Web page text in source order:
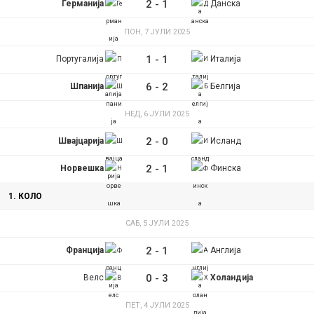
Германија 2 - 1 Данска
ПОН, 7 ЈУЛИ 2025
Португалија 1 - 1 Италија
Шпанија 6 - 2 Белгија
НЕД, 6 ЈУЛИ 2025
Швајцарија 2 - 0 Исланд
Норвешка 2 - 1 Финска
1. КОЛО
САБ, 5 ЈУЛИ 2025
Франција 2 - 1 Англија
Велс 0 - 3 Холандија
ПЕТ, 4 ЈУЛИ 2025